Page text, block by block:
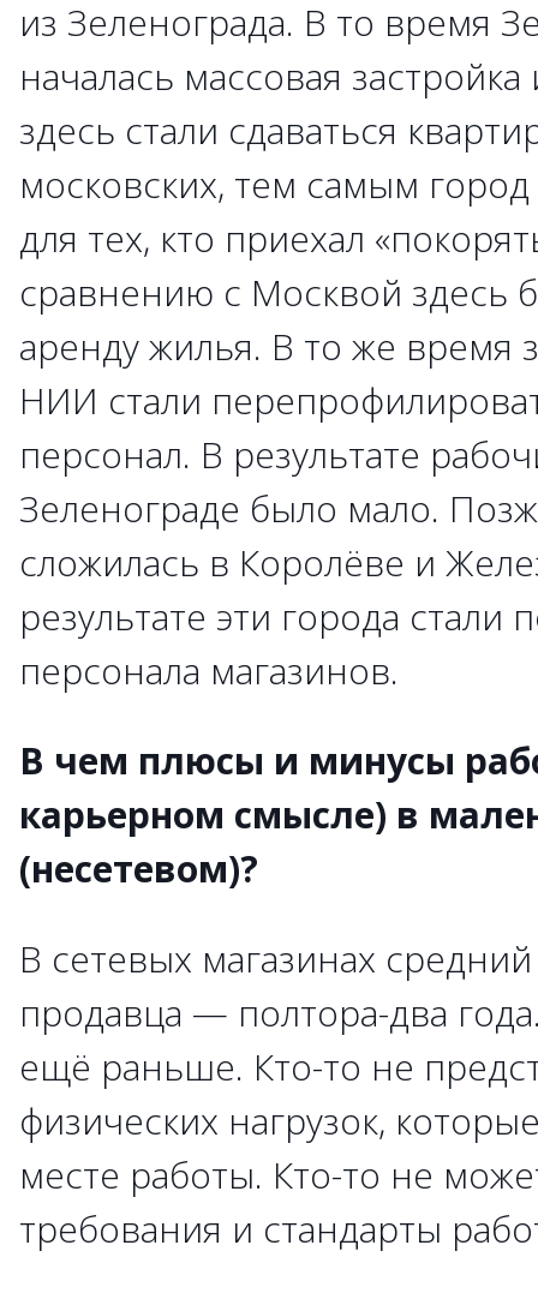
из Зеленограда. В то время
началась массовая застройка
здесь стали сдаваться
московских, тем самым
для тех, кто приехал
сравнению с Москвой здесь
аренду жилья. В то же время
НИИ стали
персонал. В результате
Зеленограде было мало.
сложилась в Королёве и
результате эти города стали
персонала магазинов.
В чем плюсы и минусы
карьерном смысле) в
(несетевом)?
В сетевых магазинах
продавца — полтора-два
ещё раньше. Кто-то не
физических нагрузок,
месте работы. Кто-то не
требования и стандарты